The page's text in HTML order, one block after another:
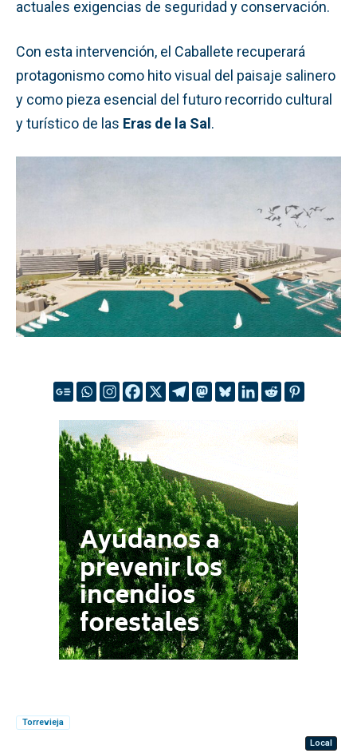
actuales exigencias de seguridad y conservación.
Con esta intervención, el Caballete recuperará
protagonismo como hito visual del paisaje salinero
y como pieza esencial del futuro recorrido cultural
y turístico de las Eras de la Sal.
Torrevieja
Local